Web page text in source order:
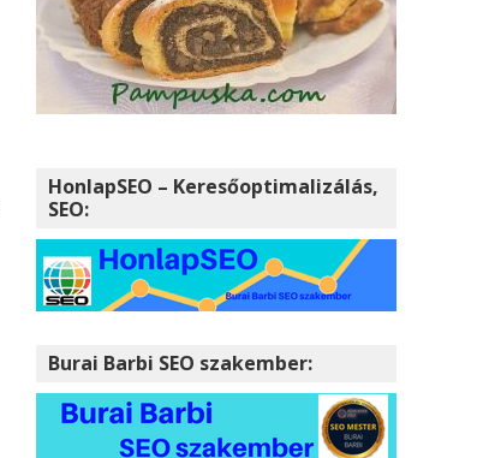
HonlapSEO – Keresőoptimalizálás,
SEO:
Burai Barbi SEO szakember: